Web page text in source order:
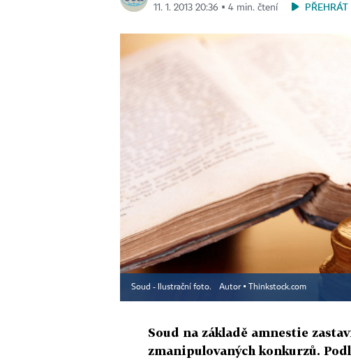
11. 1. 2013 20:36 ▪ 4 min. čtení
Soud - Ilustrační foto. Autor ▪ Thinkstock.com
Soud na základě amnestie
zmanipulovaných konkurzů.